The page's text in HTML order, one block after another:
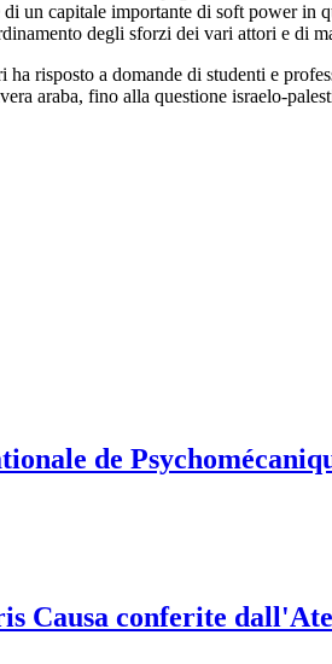
un capitale importante di soft power in
degli sforzi dei vari attori e di
risposto a domande di studenti e
araba, fino alla questione israelo-
de
Causa conferite